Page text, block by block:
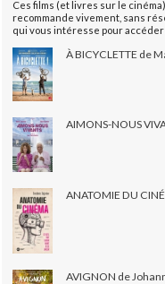
Ces films (et livres sur le
recommande vivement, sans
qui vous intéresse pour
À BICYCLETTE de
AIMONS-NOUS
ANATOMIE DU
AVIGNON de